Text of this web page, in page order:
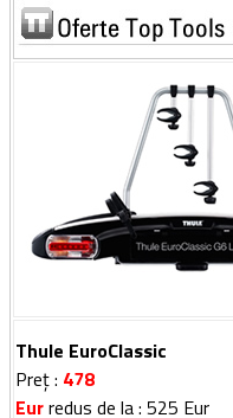
Thule EuroClassic
Preț : 478
Eurredus de la : 525 Eur